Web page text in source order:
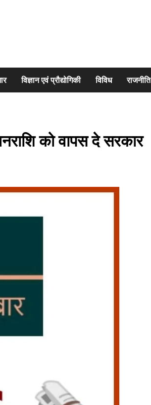
विज्ञान एवं प्रौद्योगिकी विविध राजनीति
को वापस दे सरकार